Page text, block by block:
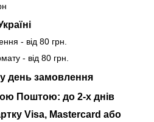
- від 80 грн.
- від 80 грн.
день замовлення
Поштою: до 2-х днів
Visa, Mastercard або